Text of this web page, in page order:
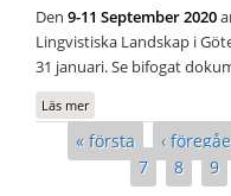
Den 9-11 September 2020
Lingvistiska Landskap i
31 januari. Se bifogat
Läs merom Workshop i
Sidor« första ‹
7
8 9